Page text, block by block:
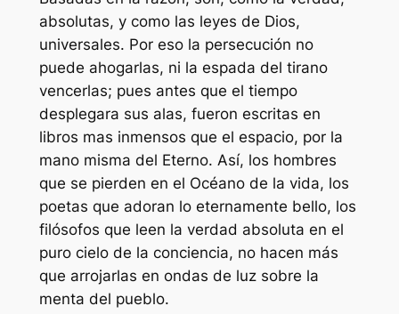
absolutas, y como las leyes de Dios,
universales. Por eso la persecución no
puede ahogarlas, ni la espada del tirano
vencerlas; pues antes que el tiempo
desplegara sus alas, fueron escritas en
libros mas inmensos que el espacio, por la
mano misma del Eterno. Así, los hombres
que se pierden en el Océano de la vida, los
poetas que adoran lo eternamente bello, los
filósofos que leen la verdad absoluta en el
puro cielo de la conciencia, no hacen más
que arrojarlas en ondas de luz sobre la
menta del pueblo.